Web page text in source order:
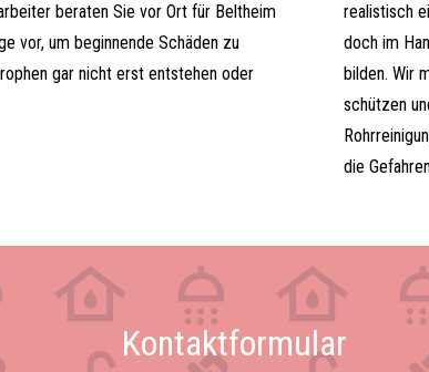
beraten Sie vor Ort für Beltheim
vor, um beginnende Schäden zu
gar nicht erst entstehen oder
realistisch
doch im
bilden. Wir
schützen
die
Kontaktformular